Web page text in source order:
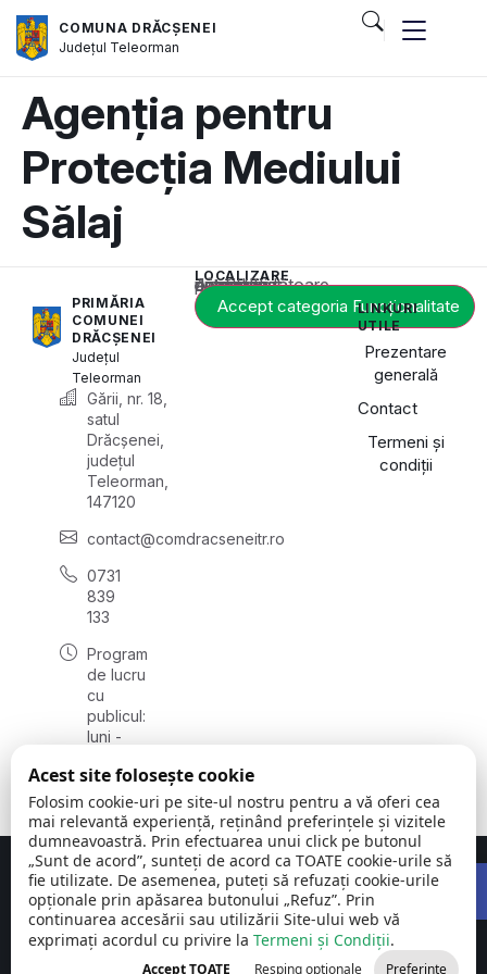
COMUNA DRĂCȘENEI
Județul Teleorman
Agenția pentru
Protecția Mediului
Sălaj
PRIMĂRIA
COMUNEI
DRĂCȘENEI
Județul
Teleorman
Gării, nr. 18,
satul
Drăcșenei,
județul
Teleorman,
147120
contact@comdracseneitr.ro
0731
839
133
Program
de lucru
cu
publicul:
luni -
08:00 -
16:00
LOCALIZARE
Acest conținut este blocat până când acceptați categoria corespunzătoare de cookie-uri.
Accept categoria Funcționalitate
LINKURI
UTILE
Prezentare
generală
Contact
Termeni și
condiții
Comuna
Drăcșenei |
©
2026
Toate
drepturile
rezervate
Concept realizat deBig Media Relații Publice SRL
Acest site folosește cookie
Folosim cookie-uri pe site-ul nostru pentru a vă oferi cea
mai relevantă experiență, reținând preferințele și vizitele
dumneavoastră. Prin efectuarea unui click pe butonul
„Sunt de acord”, sunteți de acord ca TOATE cookie-urile să
fie utilizate. De asemenea, puteți să refuzați cookie-urile
opționale prin apăsarea butonului „Refuz”. Prin
continuarea accesării sau utilizării Site-ului web vă
exprimați acordul cu privire la Termeni și Condiții.
Accept TOATE Resping opționale Preferințe